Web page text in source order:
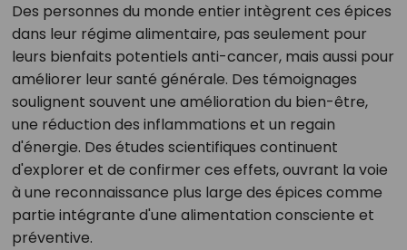
Des personnes du monde entier intègrent ces épices
dans leur régime alimentaire, pas seulement pour
leurs bienfaits potentiels anti-cancer, mais aussi pour
améliorer leur santé générale. Des témoignages
soulignent souvent une amélioration du bien-être,
une réduction des inflammations et un regain
d'énergie. Des études scientifiques continuent
d'explorer et de confirmer ces effets, ouvrant la voie
à une reconnaissance plus large des épices comme
partie intégrante d'une alimentation consciente et
préventive.